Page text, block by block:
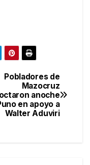
Pobladores de
Mazocruz
anoche
en apoyo a
Walter Aduviri